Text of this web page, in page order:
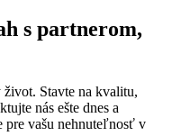
s partnerom,
Stavte na kvalitu,
nás ešte dnes a
pre vašu nehnuteľnosť v